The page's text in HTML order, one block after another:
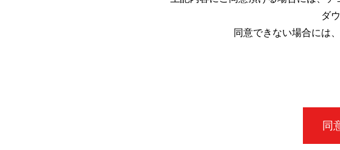
本サイトのサービスは予告なく中止または内容を変更する場合がご
場合がありますのであらかじめご了承ください。
ダ
同意できない場合には